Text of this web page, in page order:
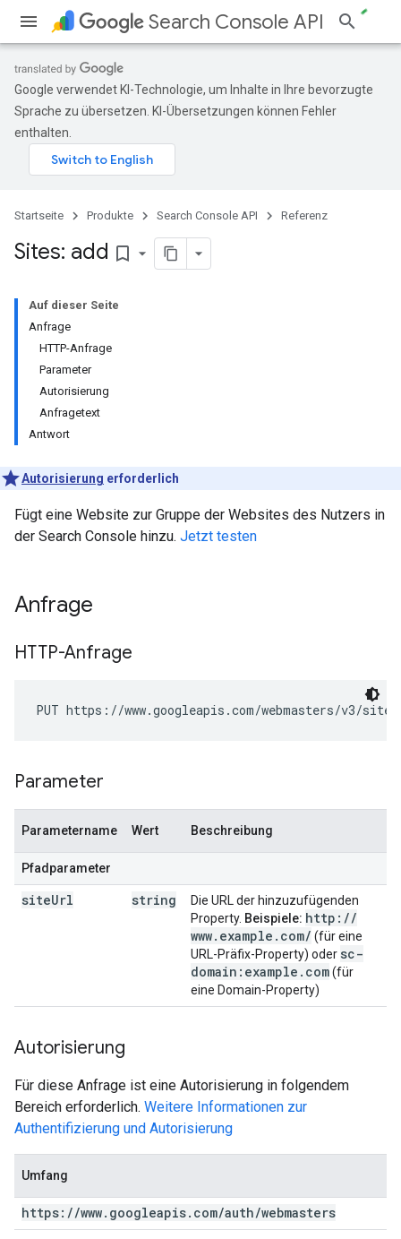
Search Console API
Google verwendet KI-Technologie, um Inhalte in Ihre bevorzugte
Sprache zu übersetzen. KI-Übersetzungen können Fehler
enthalten.
Startseite Produkte Search Console API Referenz
Sites: add bookmark_border
Auf dieser Seite
Anfrage
HTTP-Anfrage
Parameter
Autorisierung
Anfragetext
Antwort
Autorisierung erforderlich
Fügt eine Website zur Gruppe der Websites des Nutzers in
der Search Console hinzu. Jetzt testen
Anfrage
HTTP-Anfrage
PUT https://www.googleapis.com/webmasters/v3/
Parameter
Parametername Wert Beschreibung
Pfadparameter
siteUrl string
Die URL der hinzuzufügenden
Property. Beispiele: http: //
www. example . com/ (für eine
URL-Präfix-Property) oder sc-
domain:example . com(für
eine Domain-Property)
Autorisierung
Für diese Anfrage ist eine Autorisierung in folgendem
Bereich erforderlich. Weitere Informationen zur
Authentifizierung und Autorisierung
Umfang
https: //www. googleapis. com/auth/webmasters